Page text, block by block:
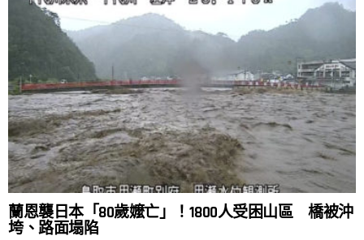
蘭恩襲日本「80歲嬤亡」！1800人受困山區 橋被沖
垮、路面塌陷